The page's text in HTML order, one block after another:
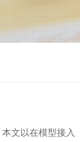
文以在模型接入